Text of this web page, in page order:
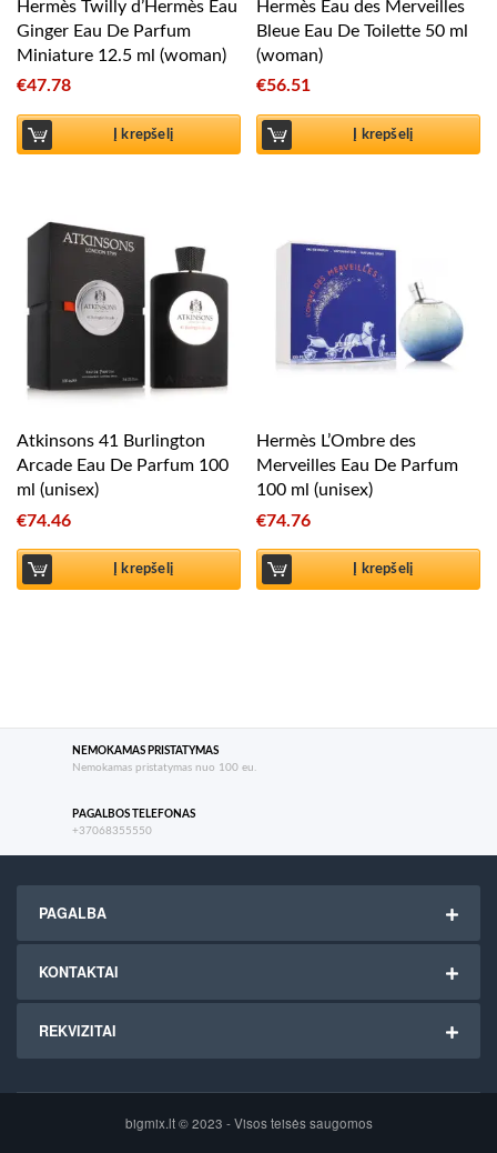
Hermès Twilly d’Hermès Eau
Ginger Eau De Parfum
Miniature 12.5 ml (woman)
€47.78
Į krepšelį
Hermès Eau des Merveilles
Bleue Eau De Toilette 50 ml
(woman)
€56.51
Į krepšelį
Atkinsons 41 Burlington
Arcade Eau De Parfum 100
ml (unisex)
€74.46
Į krepšelį
Hermès L’Ombre des
Merveilles Eau De Parfum
100 ml (unisex)
€74.76
Į krepšelį
NEMOKAMAS PRISTATYMAS
Nemokamas pristatymas nuo 100 eu.
PAGALBOS TELEFONAS
+37068355550
PAGALBA
KONTAKTAI
REKVIZITAI
bigmix.lt © 2023 - Visos teisės saugomos